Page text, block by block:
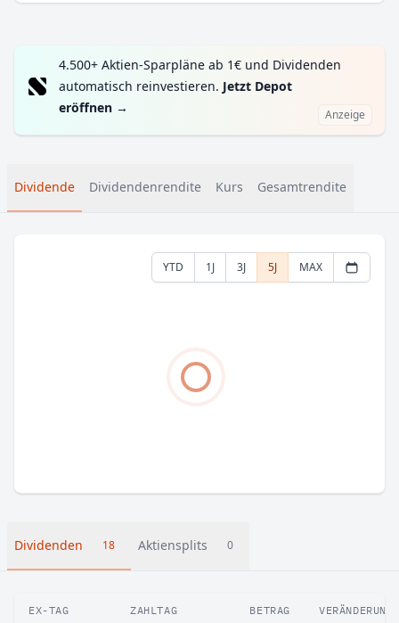
4.500+ Aktien-Sparpläne ab 1€ und Dividenden
automatisch reinvestieren. Jetzt Depot
eröffnen → Anzeige
Dividende Dividendenrendite Kurs Gesamtrendite
YTD 1J 3J 5J MAX
Dividenden 18 Aktiensplits 0
EX-TAG ZAHLTAG BETRAG VERÄNDERUNG